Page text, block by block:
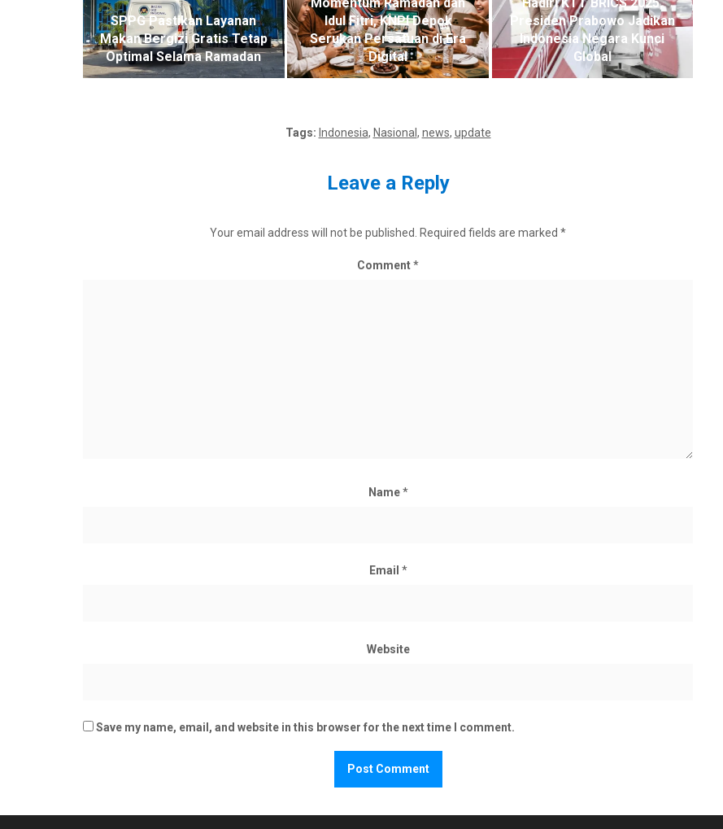
SPPG Pastikan Layanan
Makan Bergizi Gratis Tetap
Optimal Selama Ramadan
Idul Fitri, KNPI Depok
Serukan Persatuan di Era
Digital
Presiden Prabowo Jadikan
Indonesia Negara Kunci
Global
Tags: Indonesia, Nasional , news, update
Leave a Reply
Your email address will not be published. Required fields are marked *
Comment*
Name*
Email *
Website
Save my name, email, and website in this browser for the next time I comment.